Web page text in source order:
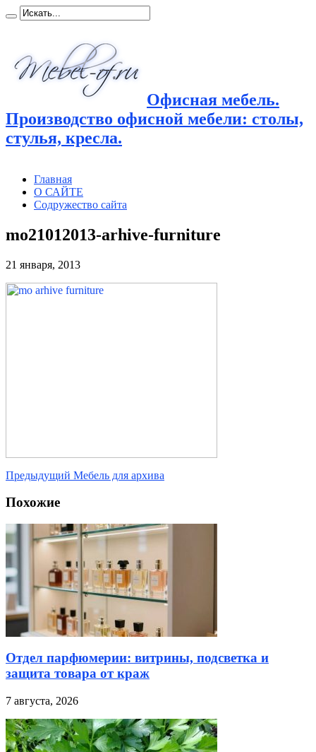
Офисная мебель.
Производство офисной мебели: столы,
стулья, кресла.
Главная
О САЙТЕ
Содружество сайта
mo21012013-arhive-furniture
21 января, 2013
Предыдущий Мебель для архива
Похожие
Отдел парфюмерии: витрины, подсветка и
защита товара от краж
7 августа, 2026